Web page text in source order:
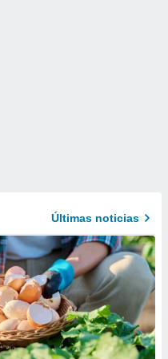
Últimas noticias